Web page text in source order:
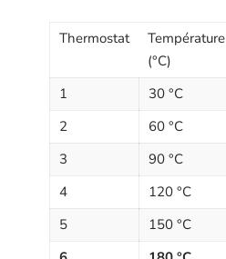
Thermostat
Température
(°C)
1
30 °C
2
60 °C
3
90 °C
4
120 °C
5
150 °C